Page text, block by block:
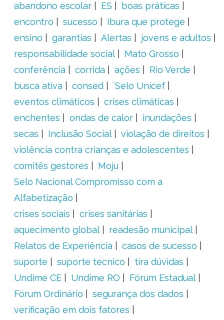
abandono escolar
ES
boas práticas
encontro
sucesso
Ibura que protege
ensino
garantias Alertas
jovens e adultos
responsabilidade social
Mato Grosso
conferência
corrida ações
Rio Verde
busca ativa
consed
´Selo Unicef
eventos climáticos
crises climáticas
enchentes
ondas de calor
inundações
secas
Inclusão Social
violação de direitos
violência contra crianças e adolescentes
comitês gestores
Moju
Selo Nacional Compromisso com a
Alfabetização
crises sociais
crises sanitárias
aquecimento global
readesão municipal
Relatos de Experiência
casos de sucesso
suporte
suporte tecnico
tira dúvidas
Undime CE
Undime RO
Fórum Estadual
Fórum Ordinário
segurança dos dados
verificação em dois fatores